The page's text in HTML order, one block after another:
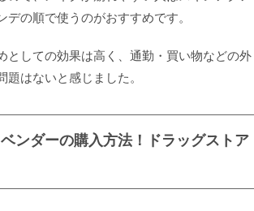
の順で使うのがおすすめです。
としての効果は高く、通勤・買い物などの外
題はないと感じました。
ンダーの購入方法！ドラッグストア